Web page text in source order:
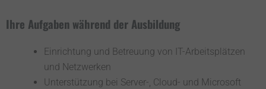
Ihre Aufgaben während der Ausbildung
Einrichtung und Betreuung von IT-Arbeitsplätzen
und Netzwerken
Unterstützung bei Server-, Cloud- und Microsoft